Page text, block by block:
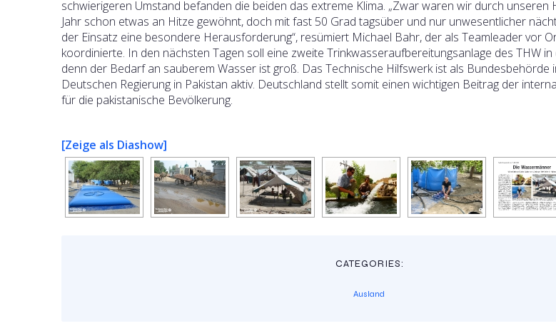
schwierigeren Umstand befanden die beiden das extreme Klima. „Zwar waren wir durch unseren
Jahr schon etwas an Hitze gewöhnt, doch mit fast 50 Grad tagsüber und nur unwesentlicher
der Einsatz eine besondere Herausforderung“, resümiert Michael Bahr, der als Teamleader vor
koordinierte. In den nächsten Tagen soll eine zweite Trinkwasseraufbereitungsanlage des THW
denn der Bedarf an sauberem Wasser ist groß. Das Technische Hilfswerk ist als Bundesbehörde
Deutschen Regierung in Pakistan aktiv. Deutschland stellt somit einen wichtigen Beitrag der
für die pakistanische Bevölkerung.
[Zeige als Diashow]
CATEGORIES:
Ausland